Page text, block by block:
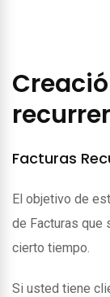
Facturas
El objetivo de
de Facturas que
cierto tiempo.
Si usted tiene